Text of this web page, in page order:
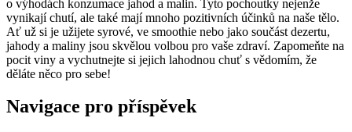
o výhodách konzumace jahod a malin. Tyto pochoutky nejenže
vynikají chutí, ale také mají mnoho pozitivních účinků na naše tělo.
Ať už si je užijete syrové, ve smoothie nebo jako součást dezertu,
jahody a maliny jsou skvělou volbou pro vaše zdraví. Zapomeňte na
pocit viny a vychutnejte si jejich lahodnou chuť s vědomím, že
děláte něco pro sebe!
Navigace pro příspěvek